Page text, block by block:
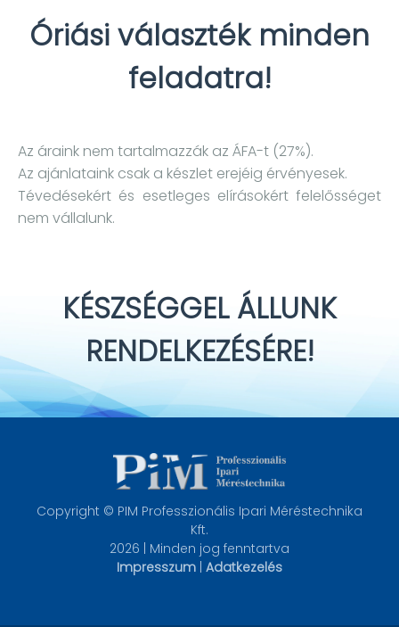
Óriási választék minden
feladatra!
Az áraink nem tartalmazzák az ÁFA-t (27%).
Az ajánlataink csak a készlet erejéig érvényesek.
Tévedésekért és esetleges elírásokért felelősséget
nem vállalunk.
KÉSZSÉGGEL ÁLLUNK
RENDELKEZÉSÉRE!
Copyright © PIM Professzionális Ipari Méréstechnika
Kft.
2026 | Minden jog fenntartva
Impresszum Adatkezelés